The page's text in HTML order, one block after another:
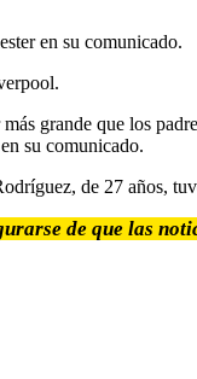
en su comunicado.
grande que los
su comunicado.
de 27 años,
de que las